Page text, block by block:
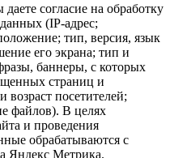
согласие на обработку
(IP-адрес;
тип, версия, язык
его экрана; тип и
баннеры, с которых
страниц и
возраст посетителей;
файлов). В целях
и проведения
обрабатываются с
Яндекс Метрика.